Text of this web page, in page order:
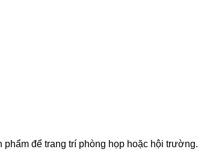
để trang trí phòng họp hoặc hội trường.